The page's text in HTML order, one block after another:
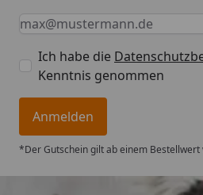
Keine Eingabe erforderlich
Eingabe erforderlich
E-Mail *
Ich habe die
Kenntnis genommen
Anmelden
*Der Gutschein gilt ab einem Bestellwert